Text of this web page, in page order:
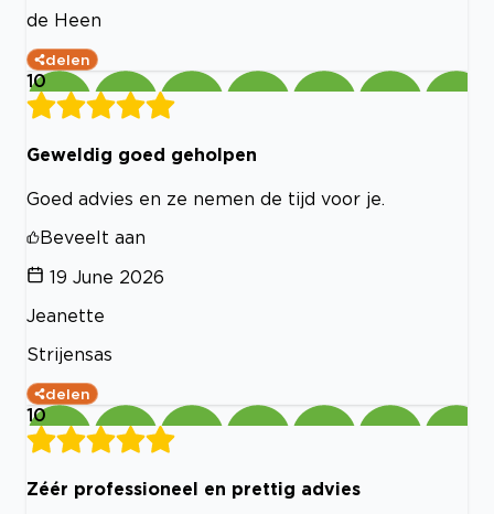
de Heen
delen
10
Geweldig goed geholpen
Goed advies en ze nemen de tijd voor je.
Beveelt aan
19 June 2026
Jeanette
Strijensas
delen
10
Zéér professioneel en prettig advies